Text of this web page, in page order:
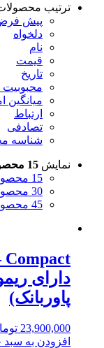
ترتیب
پیش
دلخواه
نام
قیمت
تاریخ
میانگین
ارتباط
تصادفی
شناسه
نمایش 15 محصول در هر صفحه
15 محصول در هر صفحه
30 محصول در هر صفحه
45 محصول در هر صفحه
دارای
پاوربانک)
23,900,000
افزودن به سبد